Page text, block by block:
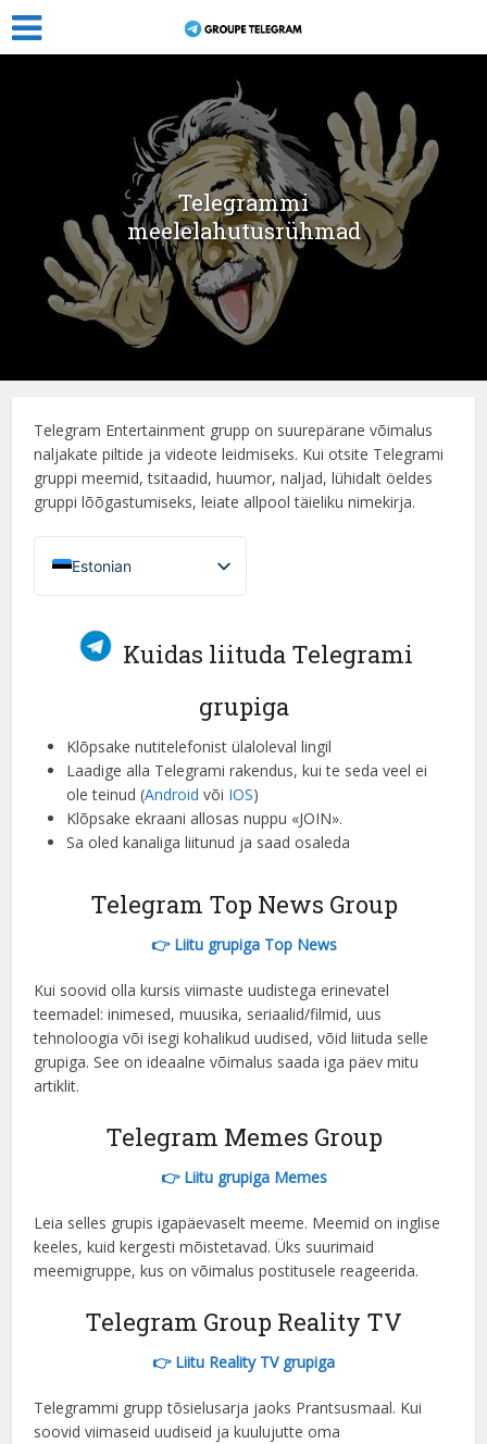
Telegrammi
meelelahutusrühmad
Telegram Entertainment grupp on suurepärane võimalus
naljakate piltide ja videote leidmiseks. Kui otsite Telegrami
gruppi meemid, tsitaadid, huumor, naljad, lühidalt öeldes
gruppi lõõgastumiseks, leiate allpool täieliku nimekirja.
Estonian
French (France)
English
Spanish
Portuguese (Portugal)
Greek
Chinese
Portuguese (Brazil)
Bulgarian
Danish
Finnish
French (Canada)
Ukrainian
Turkish
Arabic
Kuidas liituda Telegrami
grupiga
Klõpsake nutitelefonist ülaloleval lingil
Laadige alla Telegrami rakendus, kui te seda veel ei
ole teinud (Android või IOS)
Klõpsake ekraani allosas nuppu «JOIN».
Sa oled kanaliga liitunud ja saad osaleda
Telegram Top News Group
👉 Liitu grupiga Top News
Kui soovid olla kursis viimaste uudistega erinevatel
teemadel: inimesed, muusika, seriaalid/filmid, uus
tehnoloogia või isegi kohalikud uudised, võid liituda selle
grupiga. See on ideaalne võimalus saada iga päev mitu
artiklit.
Telegram Memes Group
👉 Liitu grupiga Memes
Leia selles grupis igapäevaselt meeme. Meemid on inglise
keeles, kuid kergesti mõistetavad. Üks suurimaid
meemigruppe, kus on võimalus postitusele reageerida.
Telegram Group Reality TV
👉 Liitu Reality TV grupiga
Telegrammi grupp tõsielusarja jaoks Prantsusmaal. Kui
soovid viimaseid uudiseid ja kuulujutte oma